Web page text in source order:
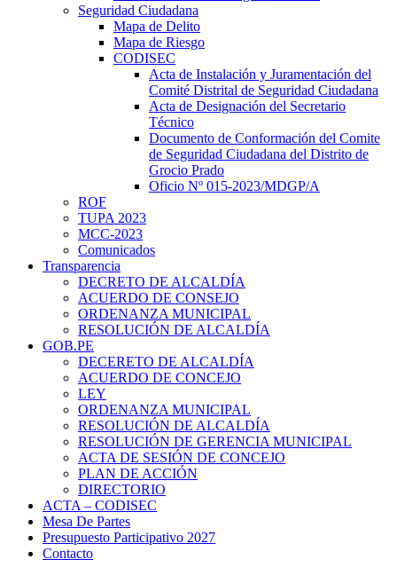
Seguridad Ciudadana
Mapa de Delito
Mapa de Riesgo
CODISEC
Acta de Instalación y Juramentación del
Comité Distrital de Seguridad Ciudadana
Acta de Designación del Secretario
Técnico
Documento de Conformación del Comite
de Seguridad Ciudadana del Distrito de
Grocio Prado
Oficio Nº 015-2023/MDGP/A
ROF
TUPA 2023
MCC-2023
Comunicados
Transparencia
DECRETO DE ALCALDÍA
ACUERDO DE CONSEJO
ORDENANZA MUNICIPAL
RESOLUCIÓN DE ALCALDÍA
GOB.PE
DECERETO DE ALCALDÍA
ACUERDO DE CONCEJO
LEY
ORDENANZA MUNICIPAL
RESOLUCIÓN DE ALCALDÍA
RESOLUCIÓN DE GERENCIA MUNICIPAL
ACTA DE SESIÓN DE CONCEJO
PLAN DE ACCIÓN
DIRECTORIO
ACTA – CODISEC
Mesa De Partes
Presupuesto Participativo 2027
Contacto